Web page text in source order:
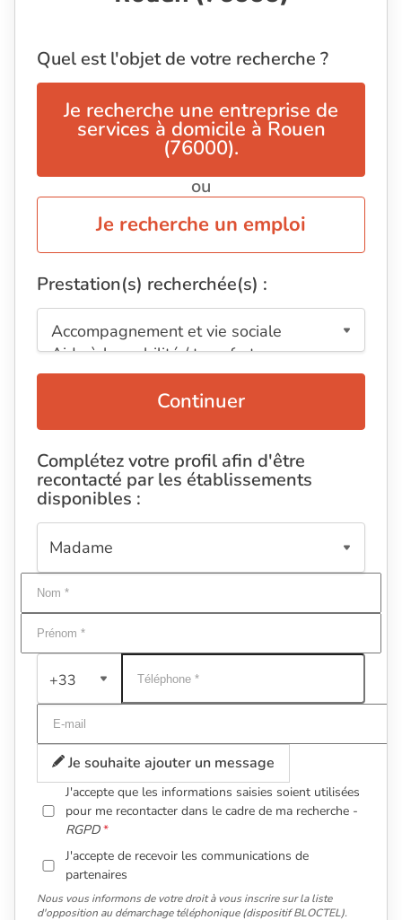
Quel est l'objet de votre recherche ?
Je recherche une entreprise de
services à domicile à Rouen
(76000).
ou
Je recherche un emploi
Prestation(s) recherchée(s) :
Continuer
Complétez votre profil afin d'être
recontacté par les établissements
disponibles :
+33
Je souhaite ajouter un message
J'accepte que les informations saisies soient utilisées
pour me recontacter dans le cadre de ma recherche -
RGPD
J'accepte de recevoir les communications de
partenaires
Nous vous informons de votre droit à vous inscrire sur la liste
d'opposition au démarchage téléphonique (dispositif BLOCTEL).